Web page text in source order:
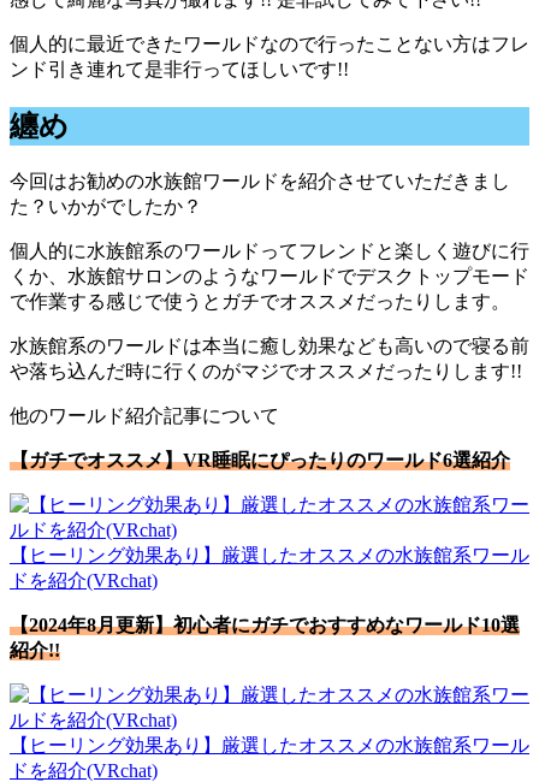
個人的に最近できたワールドなので行ったことない方はフレ
ンド引き連れて是非行ってほしいです!!
纏め
今回はお勧めの水族館ワールドを紹介させていただきまし
た？いかがでしたか？
個人的に水族館系のワールドってフレンドと楽しく遊びに行
くか、水族館サロンのようなワールドでデスクトップモード
で作業する感じで使うとガチでオススメだったりします。
水族館系のワールドは本当に癒し効果なども高いので寝る前
や落ち込んだ時に行くのがマジでオススメだったりします!!
他のワールド紹介記事について
【ガチでオススメ】VR睡眠にぴったりのワールド6選紹介
【ヒーリング効果あり】厳選したオススメの水族館系ワール
ドを紹介(VRchat)
【2024年8月更新】初心者にガチでおすすめなワールド10選
紹介!!
【ヒーリング効果あり】厳選したオススメの水族館系ワール
ドを紹介(VRchat)